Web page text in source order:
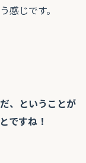
感じです。
、ということが
ですね！